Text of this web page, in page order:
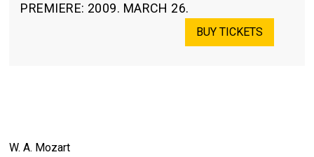
PREMIERE: 2009. MARCH 26.
BUY TICKETS
W. A. Mozart